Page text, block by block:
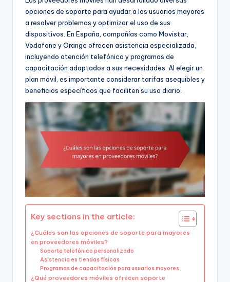
opciones de soporte para ayudar a los usuarios mayores
a resolver problemas y optimizar el uso de sus
dispositivos. En España, compañías como Movistar,
Vodafone y Orange ofrecen asistencia especializada,
incluyendo atención telefónica y programas de
capacitación adaptados a sus necesidades. Al elegir un
plan móvil, es importante considerar tarifas asequibles y
beneficios específicos que faciliten su uso diario.
Key sections in the article:
¿Cuáles son las opciones de soporte para mayores
en proveedores móviles?
Soporte telefónico personalizado
Asistencia en tiendas físicas
Programas de capacitación para usuarios mayores
¿Qué proveedores móviles ofrecen soporte